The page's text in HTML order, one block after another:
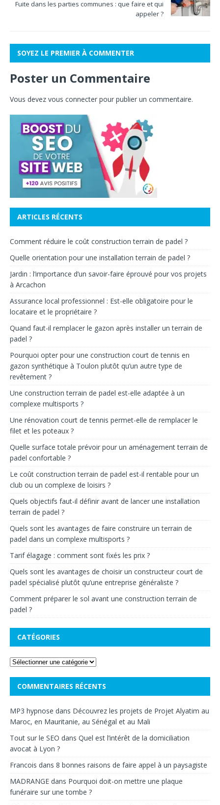
Fuite dans les parties communes : que faire et qui
appeler ?
SOYEZ LE PREMIER À COMMENTER
Poster un Commentaire
Vous devez vous connecter pour publier un commentaire.
ARTICLES RÉCENTS
Comment réduire le coût construction terrain de padel ?
Quelle orientation pour une installation terrain de padel ?
Jardin : l’importance d’un savoir-faire éprouvé pour vos projets
à Arcachon
Assurance local professionnel : Est-elle obligatoire pour le
locataire et le propriétaire ?
Quand faut-il remplacer le gazon après installer un terrain de
padel ?
Pourquoi opter pour une construction court de tennis en
gazon synthétique à Toulon plutôt qu’un autre type de
revêtement ?
Une construction terrain de padel est-elle adaptée à un
complexe multisports ?
Une rénovation court de tennis permet-elle de remplacer le
filet et les poteaux ?
Quelle surface totale prévoir pour un aménagement terrain de
padel confortable ?
Le coût construction terrain de padel est-il rentable pour un
club ou un complexe de loisirs ?
Quels objectifs faut-il définir avant de lancer une installation
terrain de padel ?
Quels sont les avantages de faire construire un terrain de
padel dans un complexe multisports ?
Tarif élagage : comment sont fixés les prix ?
Quels sont les avantages de choisir un constructeur court de
padel spécialisé plutôt qu’une entreprise généraliste ?
Comment préparer le sol avant une construction terrain de
padel ?
CATÉGORIES
COMMENTAIRES RÉCENTS
MP3 hypnose dans Découvrez les projets de Projet Alyatim au
Maroc, en Mauritanie, au Sénégal et au Mali
Tout sur le SEO dans Quel est l’intérêt de la domiciliation
avocat à Lyon ?
Francois dans 8 bonnes raisons de faire appel à un paysagiste
MADRANGE dans Pourquoi doit-on mettre une plaque
funéraire sur une tombe ?